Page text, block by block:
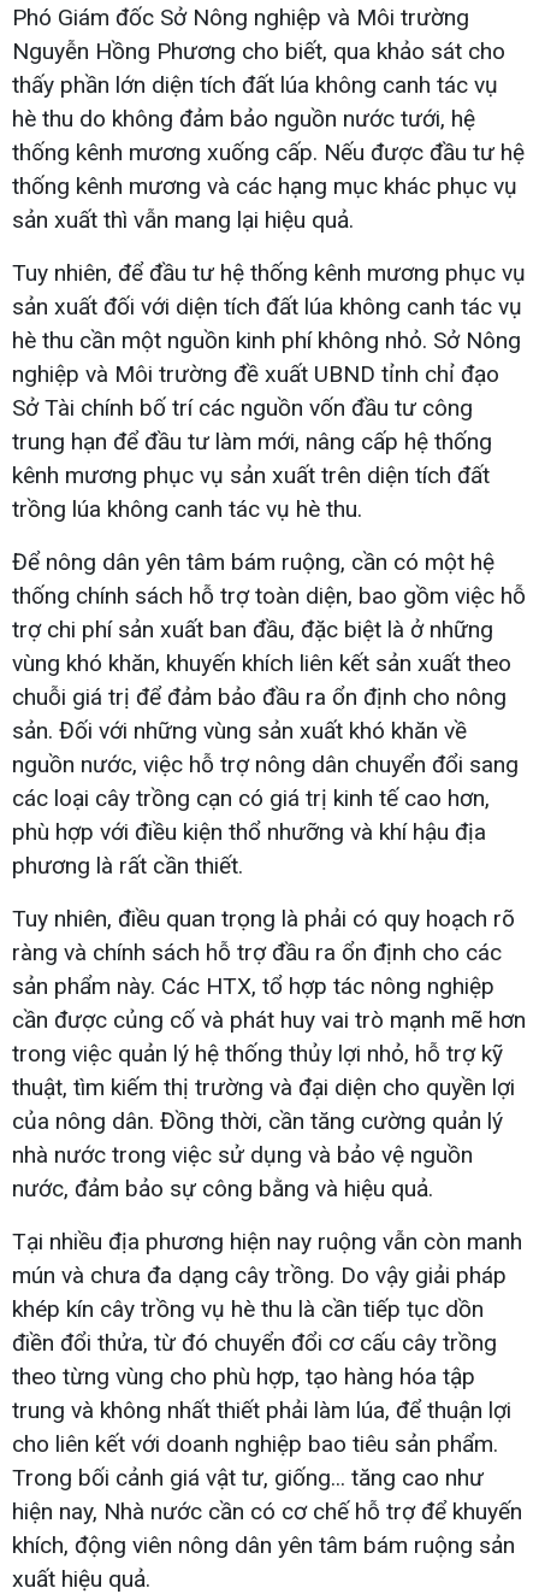
Phó Giám đốc Sở Nông nghiệp và Môi trường
Nguyễn Hồng Phương cho biết, qua khảo sát cho
thấy phần lớn diện tích đất lúa không canh tác vụ
hè thu do không đảm bảo nguồn nước tưới, hệ
thống kênh mương xuống cấp. Nếu được đầu tư hệ
thống kênh mương và các hạng mục khác phục vụ
sản xuất thì vẫn mang lại hiệu quả.
Tuy nhiên, để đầu tư hệ thống kênh mương phục vụ
sản xuất đối với diện tích đất lúa không canh tác vụ
hè thu cần một nguồn kinh phí không nhỏ. Sở Nông
nghiệp và Môi trường đề xuất UBND tỉnh chỉ đạo
Sở Tài chính bố trí các nguồn vốn đầu tư công
trung hạn để đầu tư làm mới, nâng cấp hệ thống
kênh mương phục vụ sản xuất trên diện tích đất
trồng lúa không canh tác vụ hè thu.
Để nông dân yên tâm bám ruộng, cần có một hệ
thống chính sách hỗ trợ toàn diện, bao gồm việc hỗ
trợ chi phí sản xuất ban đầu, đặc biệt là ở những
vùng khó khăn, khuyến khích liên kết sản xuất theo
chuỗi giá trị để đảm bảo đầu ra ổn định cho nông
sản. Đối với những vùng sản xuất khó khăn về
nguồn nước, việc hỗ trợ nông dân chuyển đổi sang
các loại cây trồng cạn có giá trị kinh tế cao hơn,
phù hợp với điều kiện thổ nhưỡng và khí hậu địa
phương là rất cần thiết.
Tuy nhiên, điều quan trọng là phải có quy hoạch rõ
ràng và chính sách hỗ trợ đầu ra ổn định cho các
sản phẩm này. Các HTX, tổ hợp tác nông nghiệp
cần được củng cố và phát huy vai trò mạnh mẽ hơn
trong việc quản lý hệ thống thủy lợi nhỏ, hỗ trợ kỹ
thuật, tìm kiếm thị trường và đại diện cho quyền lợi
của nông dân. Đồng thời, cần tăng cường quản lý
nhà nước trong việc sử dụng và bảo vệ nguồn
nước, đảm bảo sự công bằng và hiệu quả.
Tại nhiều địa phương hiện nay ruộng vẫn còn manh
mún và chưa đa dạng cây trồng. Do vậy giải pháp
khép kín cây trồng vụ hè thu là cần tiếp tục dồn
điền đổi thửa, từ đó chuyển đổi cơ cấu cây trồng
theo từng vùng cho phù hợp, tạo hàng hóa tập
trung và không nhất thiết phải làm lúa, để thuận lợi
cho liên kết với doanh nghiệp bao tiêu sản phẩm.
Trong bối cảnh giá vật tư, giống... tăng cao như
hiện nay, Nhà nước cần có cơ chế hỗ trợ để khuyến
khích, động viên nông dân yên tâm bám ruộng sản
xuất hiệu quả.